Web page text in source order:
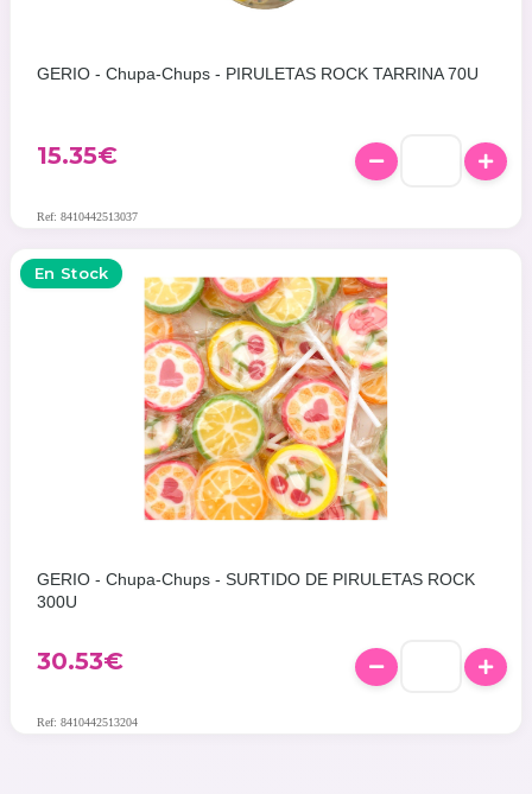
GERIO - Chupa-Chups - PIRULETAS ROCK TARRINA 70U
15.35€
Ref: 8410442513037
En Stock
GERIO - Chupa-Chups - SURTIDO DE PIRULETAS ROCK
300U
30.53€
Ref: 8410442513204